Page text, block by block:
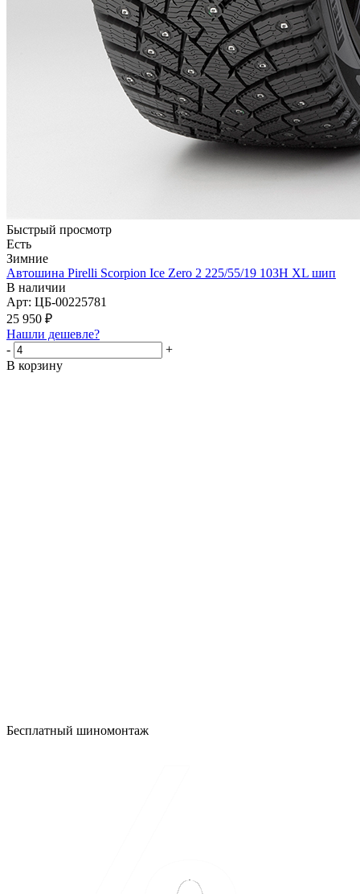
Быстрый просмотр
Есть
Зимние
Автошина Pirelli Scorpion Ice Zero 2 225/55/19 103H XL шип
В наличии
Арт: ЦБ-00225781
25 950 ₽
Нашли дешевле?
-
+
В корзину
Бесплатный шиномонтаж